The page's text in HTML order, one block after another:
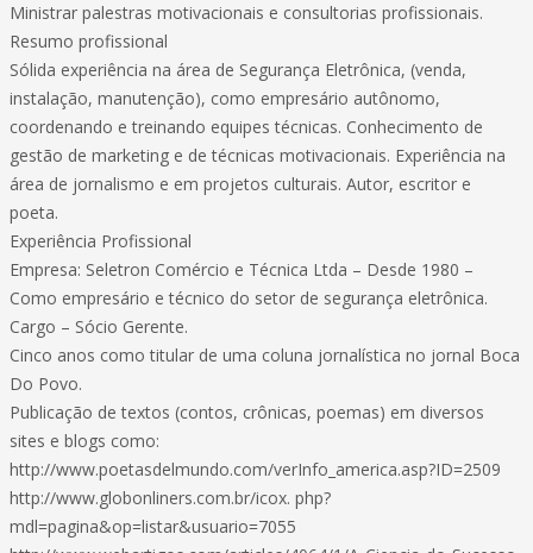
Ministrar palestras motivacionais e consultorias profissionais.
Resumo profissional
Sólida experiência na área de Segurança Eletrônica, (venda,
instalação, manutenção), como empresário autônomo,
coordenando e treinando equipes técnicas. Conhecimento de
gestão de marketing e de técnicas motivacionais. Experiência na
área de jornalismo e em projetos culturais. Autor, escritor e
poeta.
Experiência Profissional
Empresa: Seletron Comércio e Técnica Ltda – Desde 1980 –
Como empresário e técnico do setor de segurança eletrônica.
Cargo – Sócio Gerente.
Cinco anos como titular de uma coluna jornalística no jornal Boca
Do Povo.
Publicação de textos (contos, crônicas, poemas) em diversos
sites e blogs como:
http://www.poetasdelmundo.com/verInfo_america.asp?ID=2509
http://www.globonliners.com.br/icox. php?
mdl=pagina&op=listar&usuario=7055